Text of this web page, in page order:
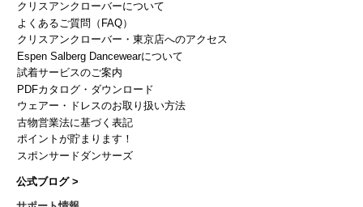
クリスアンクローバーについて
よくあるご質問（FAQ）
クリスアンクローバー・東京店へのアクセス
Espen Salberg Dancewearについて
試着サービスのご案内
PDFカタログ・ダウンロード
ウェアー・ドレスのお取り扱い方法
古物営業法に基づく表記
ポイントが貯まります！
スポンサードダンサーズ
公式ブログ >